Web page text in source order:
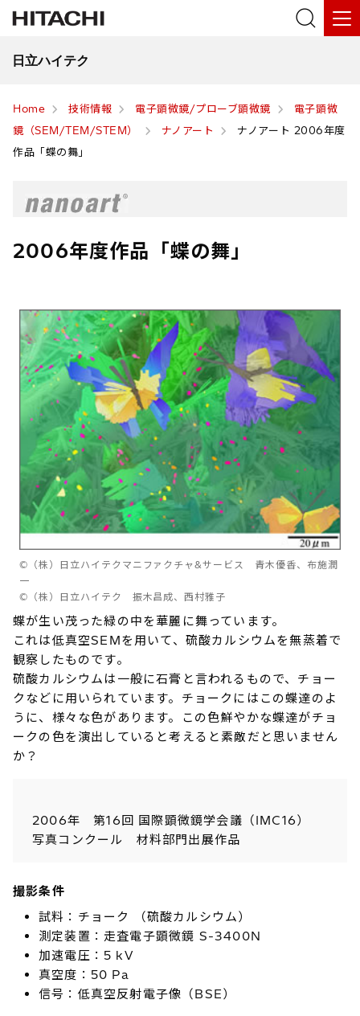
日立ハイテク
Home 技術情報 電子顕微鏡/プローブ顕微鏡
電子顕微
鏡（SEM/TEM/STEM）
ナノアート
ナノアート 2006年度
作品「蝶の舞」
2006年度作品「蝶の舞」
©（株）日立ハイテクマニファクチャ&サービス 青木優香、布施潤
一
©（株）日立ハイテク 振木昌成、西村雅子
蝶が生い茂った緑の中を華麗に舞っています。
これは低真空SEMを用いて、硫酸カルシウムを無蒸着で
観察したものです。
硫酸カルシウムは一般に石膏と言われるもので、チョー
クなどに用いられています。チョークにはこの蝶達のよ
うに、様々な色があります。この色鮮やかな蝶達がチョ
ークの色を演出していると考えると素敵だと思いません
か？
2006年 第16回 国際顕微鏡学会議（IMC16）
写真コンクール 材料部門出展作品
撮影条件
試料：チョーク （硫酸カルシウム）
測定装置：走査電子顕微鏡 S-3400N
加速電圧：5 kV
真空度：50 Pa
信号：低真空反射電子像（BSE）